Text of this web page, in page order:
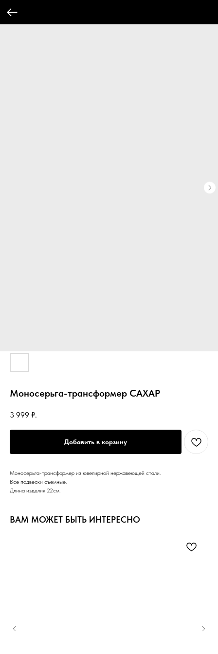
Моносерьга-трансформер САХАР
3 999 ₽.
Добавить в корзину
Моносерьга-трансформер из ювелирной нержавеющей стали.
Все подвески съемные.
Длина изделия 22см.
ВАМ МОЖЕТ БЫТЬ ИНТЕРЕСНО